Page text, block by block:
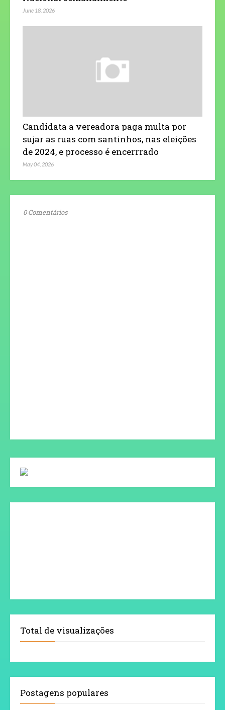
June 18, 2026
Candidata a vereadora paga multa por
sujar as ruas com santinhos, nas eleições
de 2024, e processo é encerrrado
May 04, 2026
0 Comentários
Total de visualizações
Postagens populares